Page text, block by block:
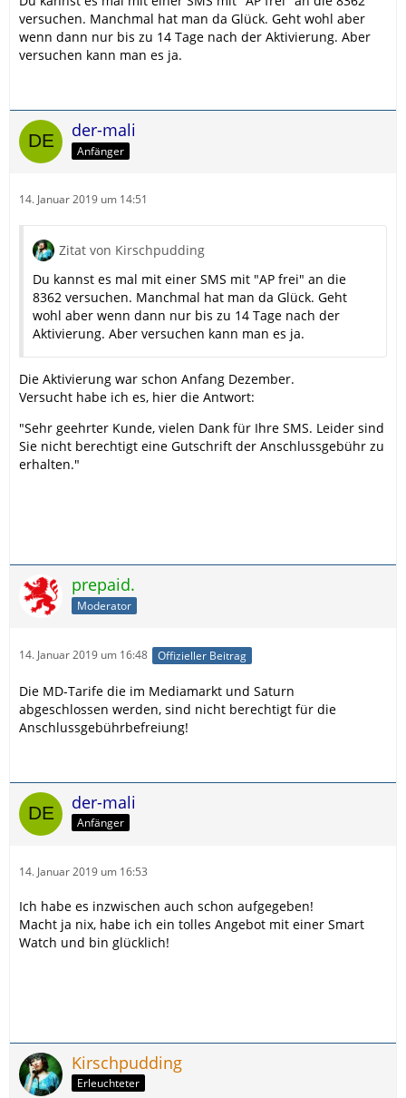
versuchen. Manchmal hat man da Glück. Geht wohl aber
wenn dann nur bis zu 14 Tage nach der Aktivierung. Aber
versuchen kann man es ja.
der-mali
Anfänger
14. Januar 2019 um 14:51
Zitat von Kirschpudding
Du kannst es mal mit einer SMS mit "AP frei" an die
8362 versuchen. Manchmal hat man da Glück. Geht
wohl aber wenn dann nur bis zu 14 Tage nach der
Aktivierung. Aber versuchen kann man es ja.
Die Aktivierung war schon Anfang Dezember.
Versucht habe ich es, hier die Antwort:
"Sehr geehrter Kunde, vielen Dank für Ihre SMS. Leider sind
Sie nicht berechtigt eine Gutschrift der Anschlussgebühr zu
erhalten."
prepaid.
Moderator
14. Januar 2019 um 16:48 Offizieller Beitrag
Die MD-Tarife die im Mediamarkt und Saturn
abgeschlossen werden, sind nicht berechtigt für die
Anschlussgebührbefreiung!
der-mali
Anfänger
14. Januar 2019 um 16:53
Ich habe es inzwischen auch schon aufgegeben!
Macht ja nix, habe ich ein tolles Angebot mit einer Smart
Watch und bin glücklich!
Kirschpudding
Erleuchteter